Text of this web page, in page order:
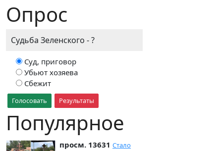
Опрос
Судьба Зеленского - ?
Суд, приговор
Убьют хозяева
Сбежит
Голосовать Результаты
Популярное
просм. 13631 Стало